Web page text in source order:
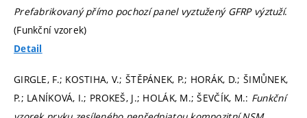
Prefabrikovaný přímo pochozí panel vyztužený GFRP výztuží.
(Funkční vzorek)
Detail
GIRGLE, F.; KOSTIHA, V.; ŠTĚPÁNEK, P.; HORÁK, D.; ŠIMŮNEK,
P.; LANÍKOVÁ, I.; PROKEŠ, J.; HOLÁK, M.; ŠEVČÍK, M.: Funkční